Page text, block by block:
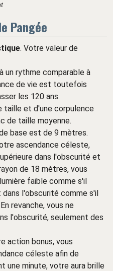
Pangée
. Votre valeur de
un rythme comparable à
de vie est toutefois
les 120 ans.
taille et d'une corpulence
de taille moyenne.
base est de 9 mètres.
ascendance céleste,
dans l'obscurité et
de 18 mètres, vous
faible comme s'il
l'obscurité comme s'il
revanche, vous ne
l'obscurité, seulement des
action bonus, vous
céleste afin de
une minute, votre aura brille